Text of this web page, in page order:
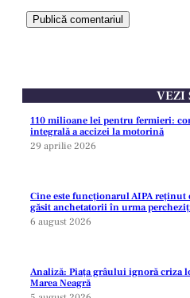
VEZI
110 milioane lei pentru fermieri:
integrală a accizei la motorină
29 aprilie 2026
Cine este funcționarul AIPA reținut
găsit anchetatorii în urma
6 august 2026
Analiză: Piața grâului ignoră criza
Marea Neagră